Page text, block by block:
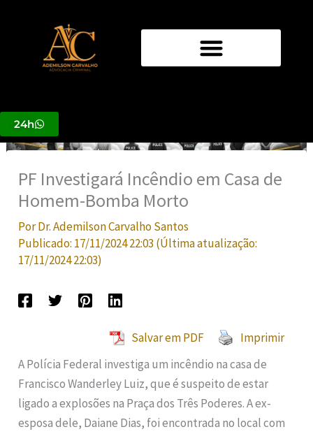
conteúdo
24h
PF Investigará Incêndio em Casa de
Homem-Bomba Morto
PorDr. Ademilson Carvalho Santos
Publicado: 17/11/2024 22:03 (Última atualização:
17/11/2024 22:03)
Salvar em PDF
Imprimir
A Polícia Federal investiga um incêndio na casa de
Francisco Wanderley Luiz, que é suspeito de estar
ligado a explosões na Praça dos Três Poderes. A ex-
esposa dele, Daiane Dias, foi encontrada no local com